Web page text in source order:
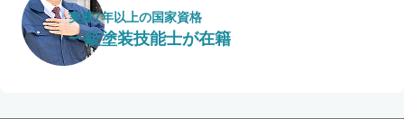
実績7年以上の国家資格
一級塗装技能士が在籍